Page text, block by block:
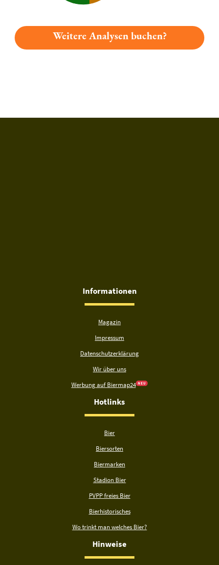
Weitere Analysen buchen?
Informationen
Magazin
Impressum
Datenschutzerklärung
Wir über uns
Werbung auf Biermap24 N E U
Hotlinks
Bier
Biersorten
Biermarken
Stadion Bier
PVPP freies Bier
Bierhistorisches
Wo trinkt man welches Bier?
Hinweise